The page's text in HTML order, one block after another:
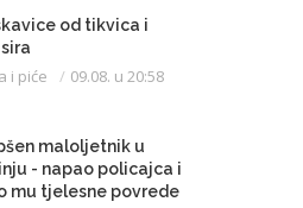
od tikvica i
i piće 09.08. u 20:58
maloljetnik u
- napao policajca i
mu tjelesne povrede